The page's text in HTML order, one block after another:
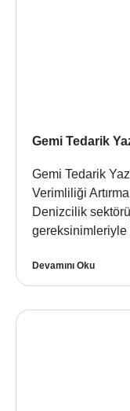
Gemi Tedarik
Gemi Tedarik
Verimliliği
Denizcilik
gereksinimleriyle
Devamını Oku